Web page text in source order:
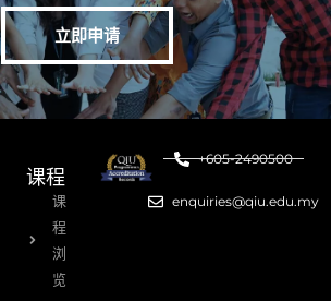
立即申请
课程
课
程
浏
览
+605-2490500
enquiries@qiu.edu.my